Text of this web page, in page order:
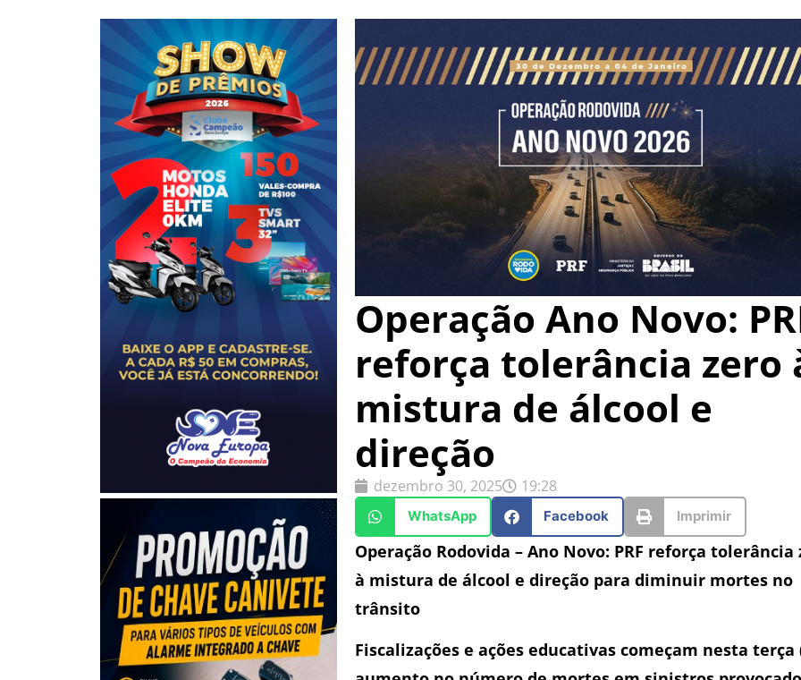
Operação Ano Novo:
reforça tolerância zero
mistura de álcool e
direção
dezembro 30, 2025 19:28
WhatsApp Facebook Imprimir
Operação Rodovida – Ano Novo: PRF reforça tolerância
à mistura de álcool e direção para diminuir mortes no
trânsito
Fiscalizações e ações educativas começam nesta terça